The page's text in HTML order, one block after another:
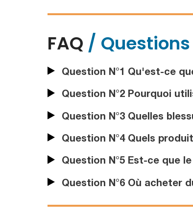
FAQ /
Question N°1 Qu'est-ce
Question N°2 Pourquoi
Question N°3 Quelles
Question N°4 Quels
Question N°5 Est-ce que
Question N°6 Où acheter